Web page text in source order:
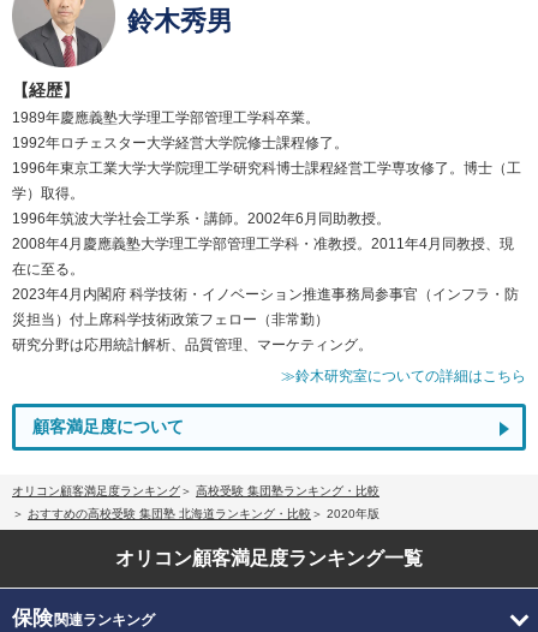
鈴木秀男
【経歴】
1989年慶應義塾大学理工学部管理工学科卒業。
1992年ロチェスター大学経営大学院修士課程修了。
1996年東京工業大学大学院理工学研究科博士課程経営工学専攻修了。博士（工
学）取得。
1996年筑波大学社会工学系・講師。2002年6月同助教授。
2008年4月慶應義塾大学理工学部管理工学科・准教授。2011年4月同教授、現
在に至る。
2023年4月内閣府 科学技術・イノベーション推進事務局参事官（インフラ・防
災担当）付上席科学技術政策フェロー（非常勤）
研究分野は応用統計解析、品質管理、マーケティング。
≫鈴木研究室についての詳細はこちら
顧客満足度について
オリコン顧客満足度ランキング
高校受験 集団塾ランキング・比較
おすすめの高校受験 集団塾 北海道ランキング・比較
2020年版
オリコン顧客満足度ランキング一覧
保険関連ランキング